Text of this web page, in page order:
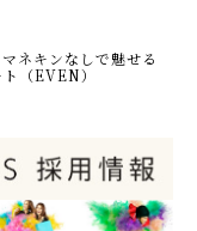
ネキンなしで魅せる
（EVEN）